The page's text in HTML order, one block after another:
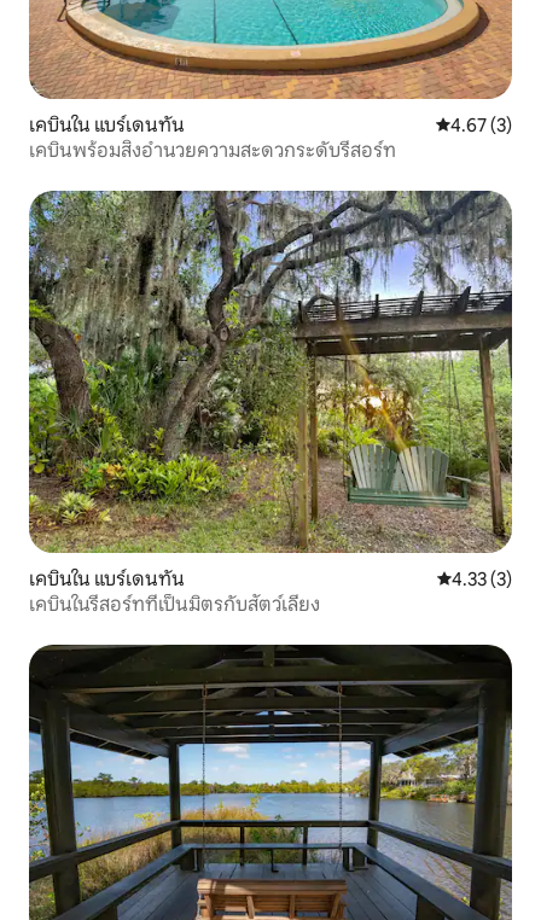
เคบินใน แบร์เดนทัน คะแนนเฉลี่ย
4.67 (3)
เคบินพร้อมสิ่งอำนวยความสะดวกระดับรีสอร์ท
เคบินใน แบร์เดนทัน คะแนนเฉลี่ย
4.33 (3)
เคบินในรีสอร์ทที่เป็นมิตรกับสัตว์เลี้ยง